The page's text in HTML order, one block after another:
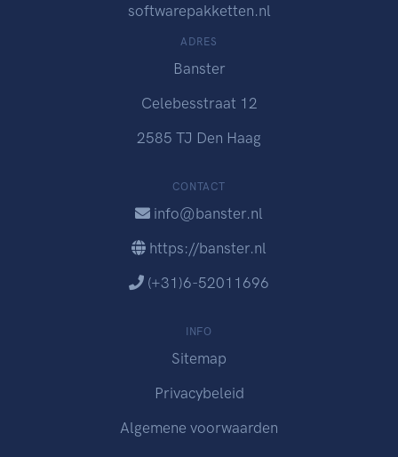
softwarepakketten.nl
ADRES
Banster
Celebesstraat 12
2585 TJ Den Haag
CONTACT
info@banster.nl
https://banster.nl
(+31)6-52011696
INFO
Sitemap
Privacybeleid
Algemene voorwaarden